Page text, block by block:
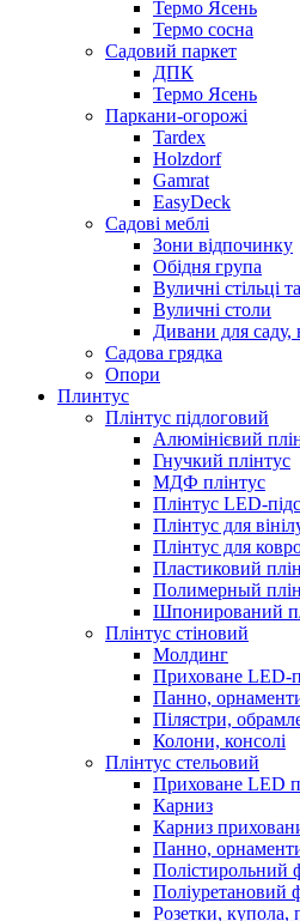
Термо Ясень
Термо сосна
Садовий паркет
ДПК
Термо Ясень
Паркани-огорожі
Tardex
Holzdorf
Gamrat
EasyDeck
Садові меблі
Зони відпочинку
Обідня група
Вуличні стільці
Вуличні столи
Дивани для саду,
Садова грядка
Опори
Плинтус
Плінтус підлоговий
Алюмінієвий
Гнучкий плінтус
МДФ плінтус
Плінтус LED-
Плінтус для
Плінтус для
Пластиковий
Полимерный
Шпонирований
Плінтус стіновий
Молдинг
Приховане LED-
Панно,
Пілястри,
Колони, консолі
Плінтус стельовий
Приховане LED
Карниз
Карниз
Панно,
Полістирольний
Поліуретановий
Розетки, купола,